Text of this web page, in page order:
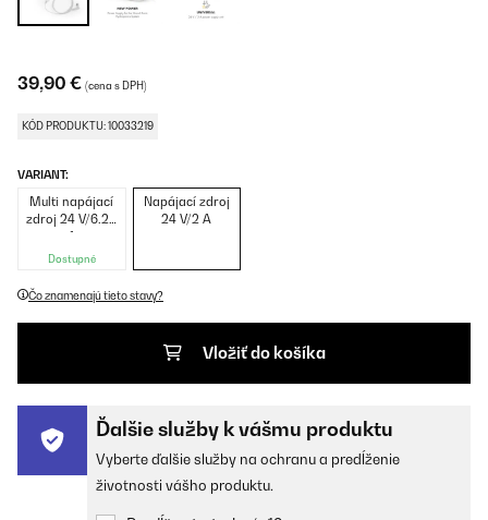
39,90 € (cena s DPH)
KÓD PRODUKTU: 10033219
VARIANT:
Multi napájací
zdroj 24 V/6.25
A
Dostupné
Napájací zdroj
24 V/2 A
Čo znamenajú tieto stavy?
Vložiť do košíka
Ďalšie služby k vášmu produktu
Vyberte ďalšie služby na ochranu a predĺženie
životnosti vášho produktu.